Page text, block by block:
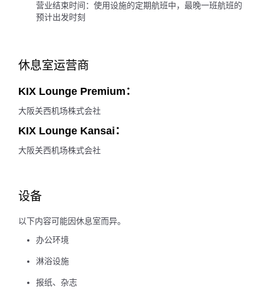
营业结束时间：使用设施的定期航班中，最晚一班航班的
预计出发时刻
休息室运营商
KIX Lounge Premium：
大阪关西机场株式会社
KIX Lounge Kansai：
大阪关西机场株式会社
设备
以下内容可能因休息室而异。
办公环境
淋浴设施
报纸、杂志